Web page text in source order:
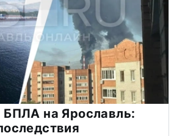
БПЛА на Ярославль: